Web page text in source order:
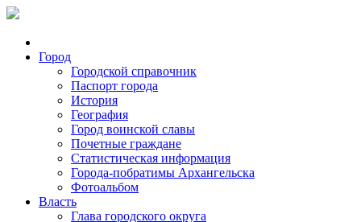
Город
Городской справочник
Паспорт города
История
География
Город воинской славы
Почетные граждане
Статистическая информация
Города-побратимы Архангельска
Фотоальбом
Власть
Глава городского округа